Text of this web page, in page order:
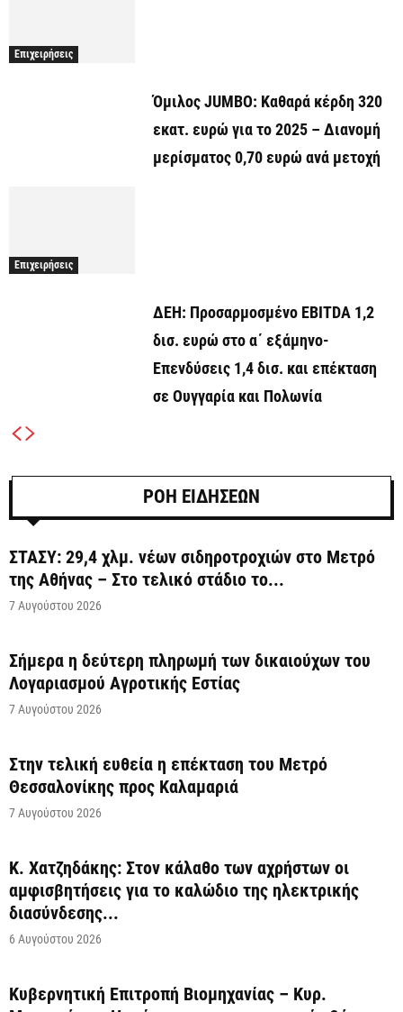
Επιχειρήσεις
Όμιλος JUMBO: Καθαρά κέρδη 320
εκατ. ευρώ για το 2025 – Διανομή
μερίσματος 0,70 ευρώ ανά μετοχή
Επιχειρήσεις
ΔΕΗ: Προσαρμοσμένο EBITDA 1,2
δισ. ευρώ στο α΄ εξάμηνο-
Επενδύσεις 1,4 δισ. και επέκταση
σε Ουγγαρία και Πολωνία
ΡΟΗ ΕΙΔΗΣΕΩΝ
ΣΤΑΣΥ: 29,4 χλμ. νέων σιδηροτροχιών στο Μετρό
της Αθήνας – Στο τελικό στάδιο το...
7 Αυγούστου 2026
Σήμερα η δεύτερη πληρωμή των δικαιούχων του
Λογαριασμού Αγροτικής Εστίας
7 Αυγούστου 2026
Στην τελική ευθεία η επέκταση του Μετρό
Θεσσαλονίκης προς Καλαμαριά
7 Αυγούστου 2026
Κ. Χατζηδάκης: Στον κάλαθο των αχρήστων οι
αμφισβητήσεις για το καλώδιο της ηλεκτρικής
διασύνδεσης...
6 Αυγούστου 2026
Κυβερνητική Επιτροπή Βιομηχανίας – Κυρ.